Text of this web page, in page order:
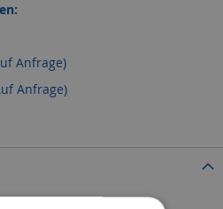
Anfrage)
Anfrage)